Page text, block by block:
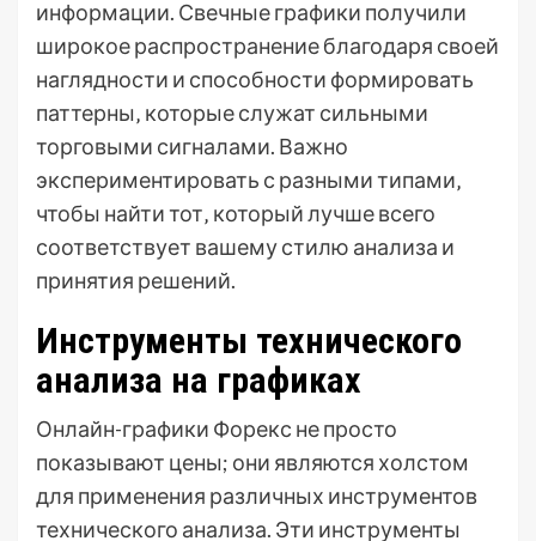
информации. Свечные графики получили
широкое распространение благодаря своей
наглядности и способности формировать
паттерны‚ которые служат сильными
торговыми сигналами. Важно
экспериментировать с разными типами‚
чтобы найти тот‚ который лучше всего
соответствует вашему стилю анализа и
принятия решений.
Инструменты технического
анализа на графиках
Онлайн-графики Форекс не просто
показывают цены; они являются холстом
для применения различных инструментов
технического анализа. Эти инструменты